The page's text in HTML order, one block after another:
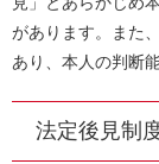
があります。また
あり、本人の判断
法定後見制